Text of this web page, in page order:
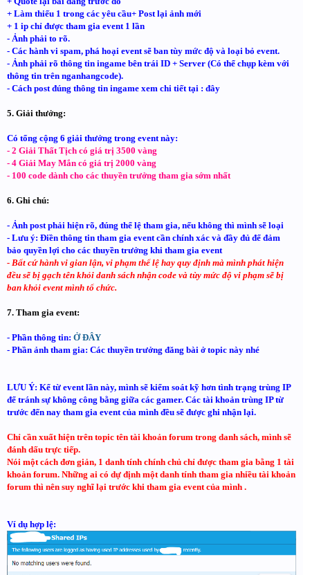
+ Làm thiếu 1 trong các yêu cầu+ Post lại ảnh mới
+ 1 ip chỉ được tham gia event 1 lần
- Ảnh phải to rõ.
- Các hành vi spam, phá hoại event sẽ ban tùy mức độ và loại bỏ event.
- Ảnh phải rõ thông tin ingame bên trái ID + Server (Có thể chụp kèm với
thông tin trên nganhangcode).
- Cách post đúng thông tin ingame xem chi tiết tại : đây
5. Giải thưởng:
Có tổng cộng 6 giải thưởng trong event này:
- 2 Giải Thất Tịch có giá trị 3500 vàng
- 4 Giải May Mắn có giá trị 2000 vàng
- 100 code dành cho các thuyền trưởng tham gia sớm nhất
6. Ghi chú:
- Ảnh post phải hiện rõ, đúng thể lệ tham gia, nếu không thì mình sẽ loại
- Lưu ý: Điền thông tin tham gia event cần chính xác và đầy đủ để đảm
bảo quyền lợi cho các thuyền trưởng khi tham gia event
- Bất cứ hành vi gian lận, vi phạm thể lệ hay quy định mà mình phát hiện
đều sẽ bị gạch tên khỏi danh sách nhận code và tùy mức độ vi phạm sẽ bị
ban khỏi event mình tổ chức.
7. Tham gia event:
- Phần thông tin: Ở ĐÂY
- Phần ảnh tham gia: Các thuyền trưởng đăng bài ở topic này nhé
LƯU Ý: Kể từ event lần này, mình sẽ kiểm soát kỹ hơn tình trạng trùng IP
để tránh sự không công bằng giữa các gamer. Các tài khoản trùng IP từ
trước đến nay tham gia event của mình đều sẽ được ghi nhận lại.
Chỉ cần xuất hiện trên topic tên tài khoản forum trong danh sách, mình sẽ
đánh dấu trực tiếp.
Nói một cách đơn giản, 1 danh tính chính chủ chỉ được tham gia bằng 1 tài
khoản forum. Những ai có dự định một danh tính tham gia nhiều tài khoản
forum thì nên suy nghĩ lại trước khi tham gia event của mình .
Ví dụ hợp lệ: